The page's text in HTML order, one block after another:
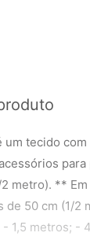
um tecido
metro). **
de 50 cm (1/2
- 1,5 metros; -